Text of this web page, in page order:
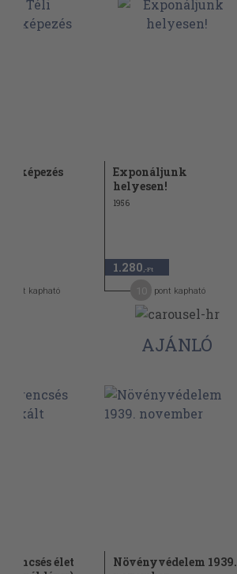
pont kapható
Exponáljunk
helyesen!
1956
1.280 ,-Ft
pont kapható
AJÁNLÓ
élet
Növényvédelem 1939.